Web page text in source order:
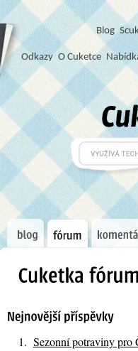
Blog Scu
Odkazy O Cuketce
Sezonní potraviny pro